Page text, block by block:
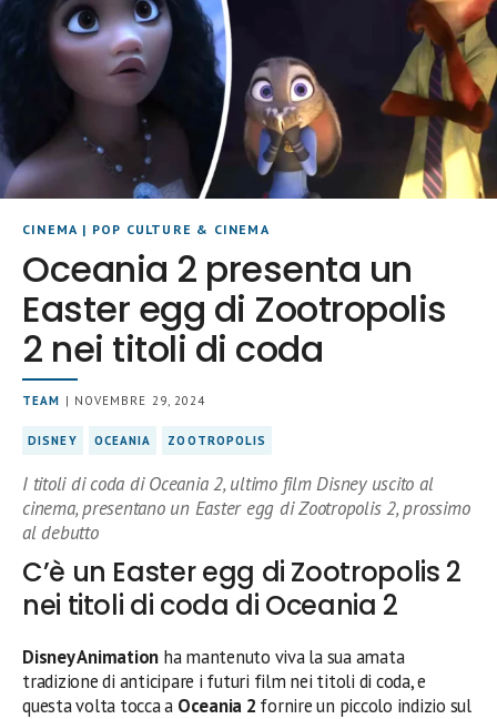
CINEMA | POP CULTURE & CINEMA
Oceania 2 presenta un
Easter egg di Zootropolis
2 nei titoli di coda
TEAM | NOVEMBRE 29, 2024
DISNEY OCEANIA ZOOTROPOLIS
I titoli di coda di Oceania 2, ultimo film Disney uscito al
cinema, presentano un Easter egg di Zootropolis 2, prossimo
al debutto
C’è un Easter egg di Zootropolis 2
nei titoli di coda di Oceania 2
Disney Animation ha mantenuto viva la sua amata
tradizione di anticipare i futuri film nei titoli di coda, e
questa volta tocca a Oceania 2 fornire un piccolo indizio sul